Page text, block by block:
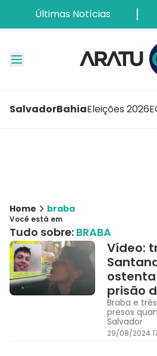
Últimas Notícias
SalvadorBahiaEleições 2026
Home braba
Você está em
Tudo sobre: BRABA
Vídeo:
prisão
Braba e
presos
Salvador
29/08/2024